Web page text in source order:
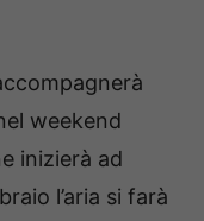
weekend
inizierà ad
l’aria si farà